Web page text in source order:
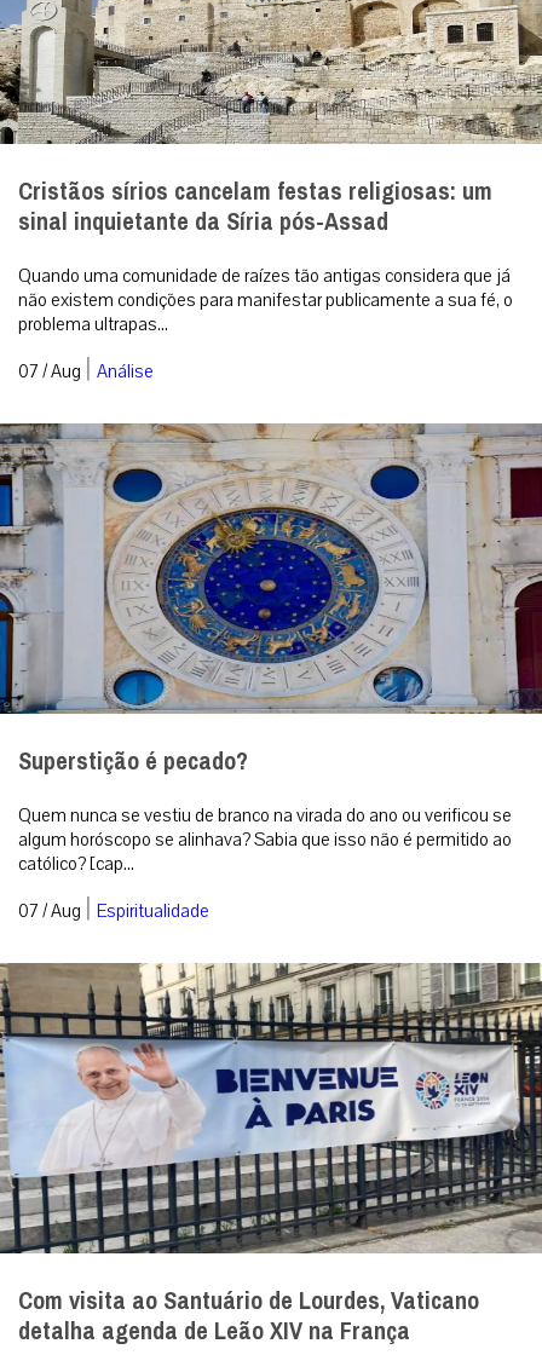
Cristãos sírios cancelam festas religiosas: um
sinal inquietante da Síria pós-Assad
Quando uma comunidade de raízes tão antigas considera que já
não existem condições para manifestar publicamente a sua fé, o
problema ultrapas...
07 / Aug | Análise
Superstição é pecado?
Quem nunca se vestiu de branco na virada do ano ou verificou se
algum horóscopo se alinhava? Sabia que isso não é permitido ao
católico? [cap...
07 / Aug | Espiritualidade
Com visita ao Santuário de Lourdes, Vaticano
detalha agenda de Leão XIV na França